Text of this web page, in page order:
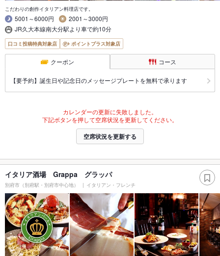
こだわりの創作イタリアン料理店です。
5001～6000円
2001～3000円
JR久大本線南大分駅より車で約10分
口コミ投稿特典対象店 ポイントプラス対象店
クーポン コース
【要予約】誕生日や記念日のメッセージプレートを無料で承ります
カレンダーの更新に失敗しました。
下記ボタンを押して空席状況を更新してください。
空席状況を更新する
イタリア酒場 Grappa グラッパ
別府市（別府駅・別府市中心地） イタリアン・フレンチ